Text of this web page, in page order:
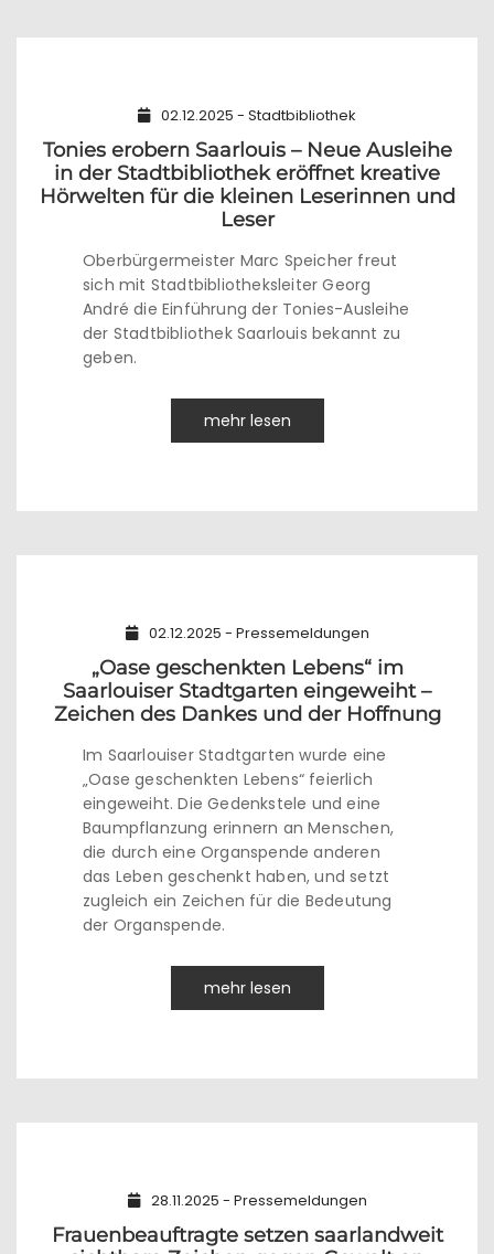
02.12.2025 - Stadtbibliothek
Tonies erobern Saarlouis – Neue Ausleihe
in der Stadtbibliothek eröffnet kreative
Hörwelten für die kleinen Leserinnen und
Leser
Oberbürgermeister Marc Speicher freut
sich mit Stadtbibliotheksleiter Georg
André die Einführung der Tonies-Ausleihe
der Stadtbibliothek Saarlouis bekannt zu
geben.
mehr lesen
02.12.2025 - Pressemeldungen
„Oase geschenkten Lebens“ im
Saarlouiser Stadtgarten eingeweiht –
Zeichen des Dankes und der Hoffnung
Im Saarlouiser Stadtgarten wurde eine
„Oase geschenkten Lebens“ feierlich
eingeweiht. Die Gedenkstele und eine
Baumpflanzung erinnern an Menschen,
die durch eine Organspende anderen
das Leben geschenkt haben, und setzt
zugleich ein Zeichen für die Bedeutung
der Organspende.
mehr lesen
28.11.2025 - Pressemeldungen
Frauenbeauftragte setzen saarlandweit